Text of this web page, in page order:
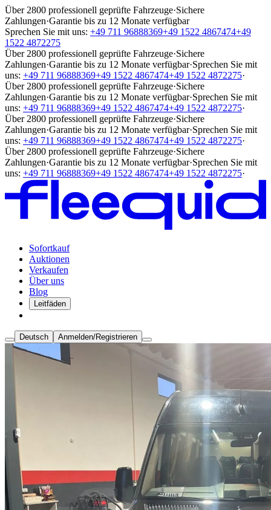
Über 2800 professionell geprüfte Fahrzeuge·Sichere
Zahlungen·Garantie bis zu 12 Monate verfügbar
Sprechen Sie mit uns: +49 711 96888369+49 1522 4867474+49
1522 4872275
Über 2800 professionell geprüfte Fahrzeuge·Sichere
Zahlungen·Garantie bis zu 12 Monate verfügbar·Sprechen Sie mit
uns: +49 711 96888369+49 1522 4867474+49 1522 4872275·
Über 2800 professionell geprüfte Fahrzeuge·Sichere
Zahlungen·Garantie bis zu 12 Monate verfügbar·Sprechen Sie mit
uns: +49 711 96888369+49 1522 4867474+49 1522 4872275·
Über 2800 professionell geprüfte Fahrzeuge·Sichere
Zahlungen·Garantie bis zu 12 Monate verfügbar·Sprechen Sie mit
uns: +49 711 96888369+49 1522 4867474+49 1522 4872275·
Über 2800 professionell geprüfte Fahrzeuge·Sichere
Zahlungen·Garantie bis zu 12 Monate verfügbar·Sprechen Sie mit
uns: +49 711 96888369+49 1522 4867474+49 1522 4872275·
Sofortkauf
Auktionen
Verkaufen
Über uns
Blog
Leitfäden
Deutsch Anmelden/Registrieren